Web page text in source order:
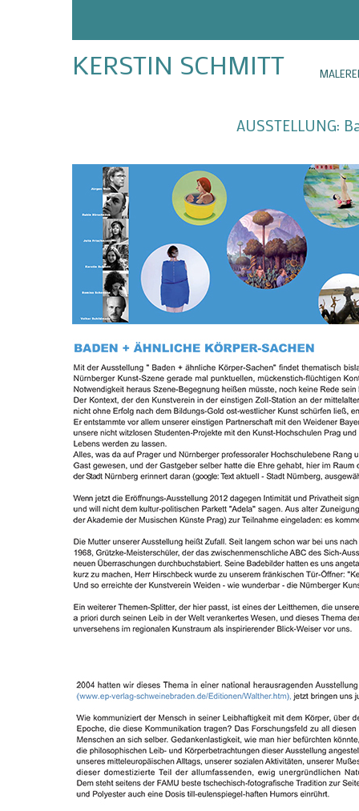
KERSTIN SCHMITT MALEREI
AUSSTELLUNG: